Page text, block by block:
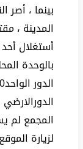
بينما ، أصر
المدينة ،
أستغلال
بالوحدة
المجمع لم
لزيارة